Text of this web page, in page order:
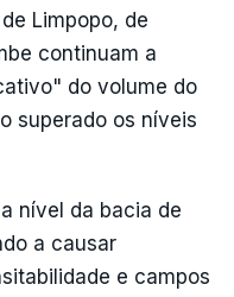
Limpopo, de
continuam a
do volume do
superado os níveis
nível da bacia de
a causar
e campos